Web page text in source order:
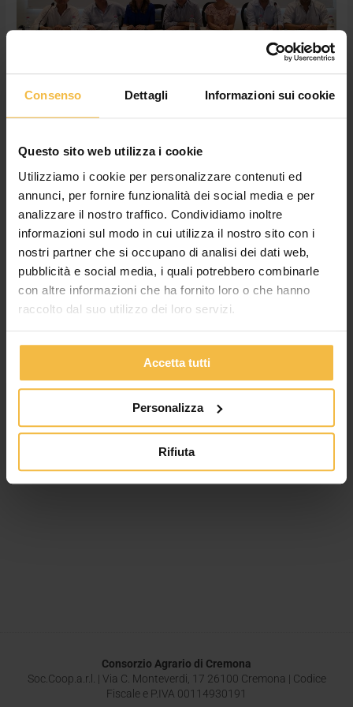
Consenso Dettagli Informazioni sui cookie
Questo sito web utilizza i cookie
Utilizziamo i cookie per personalizzare contenuti ed
annunci, per fornire funzionalità dei social media e per
analizzare il nostro traffico. Condividiamo inoltre
informazioni sul modo in cui utilizza il nostro sito con i
nostri partner che si occupano di analisi dei dati web,
pubblicità e social media, i quali potrebbero combinarle
con altre informazioni che ha fornito loro o che hanno
raccolto dal suo utilizzo dei loro servizi.
Accetta tutti
Personalizza
Rifiuta
e investimenti in costante crescita
Non categorizzato /
CREMONA – Positività e crescita costante. Sono questi i fattori
che, sulla scia degli ultimi anni, contraddistinguono il bilancio
2018 del Consorzio Agrario di Cremona approvato ieri a
larghissima maggioranza nell’assemblea dei delegati tenutasi
nella filiale di Malagnino. La società, nonostante i diversi
proprio fatturato di circa […]
Leggi tutto »
Consorzio Agrario di Cremona
Soc.Coop.a.r.l. | Via C. Monteverdi, 17 26100 Cremona | Codice
Fiscale e P.IVA 00114930191